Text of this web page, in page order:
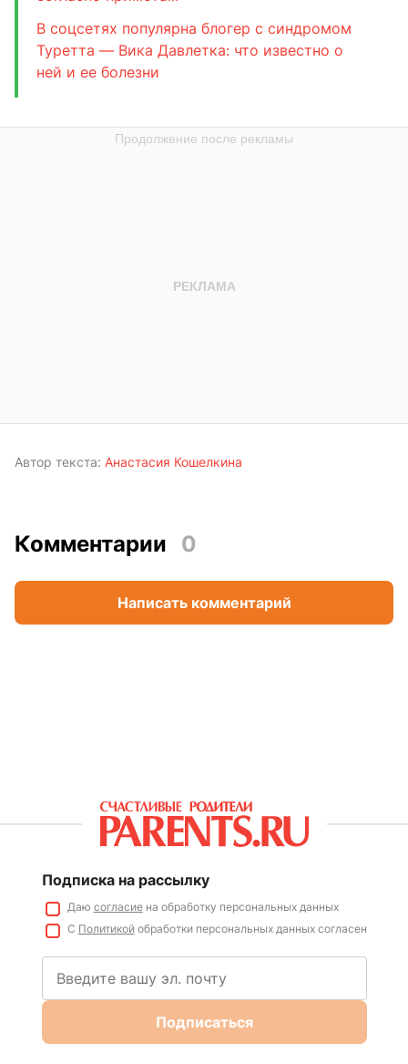
В соцсетях популярна блогер с синдромом
Туретта — Вика Давлетка: что известно о
ней и ее болезни
Автор текста: Анастасия Кошелкина
Комментарии 0
Написать комментарий
Подписка на рассылку
Даю согласиена обработку персональных данных
С Политикойобработки персональных данных согласен
Подписаться